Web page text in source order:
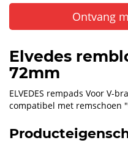
Ontvang
Elvedes
72mm
ELVEDES rempads Voor V-
compatibel met remschoen